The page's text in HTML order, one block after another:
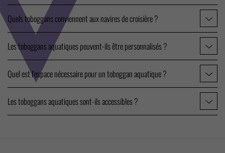
Quels toboggans conviennent aux navires de croisière ?
Les toboggans aquatiques peuvent-ils être personnalisés ?
Quel est l'espace nécessaire pour un toboggan aquatique ?
Les toboggans aquatiques sont-ils accessibles ?